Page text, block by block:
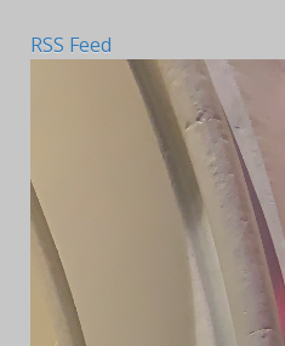
RSS Feed